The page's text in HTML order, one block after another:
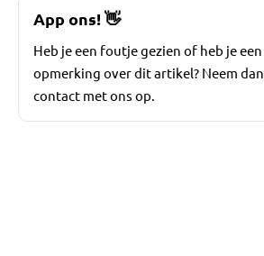
App ons!👋
Heb je een foutje gezien of heb je een
opmerking over dit artikel? Neem dan
contact met ons op.